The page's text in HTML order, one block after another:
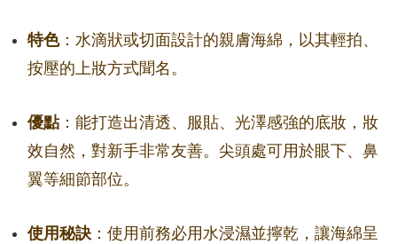
特色：水滴狀或切面設計的親膚海綿，以其輕拍、
按壓的上妝方式聞名。
優點：能打造出清透、服貼、光澤感強的底妝，妝
效自然，對新手非常友善。尖頭處可用於眼下、鼻
翼等細節部位。
使用秘訣 ：使用前務必用水浸濕並擰乾，讓海綿呈